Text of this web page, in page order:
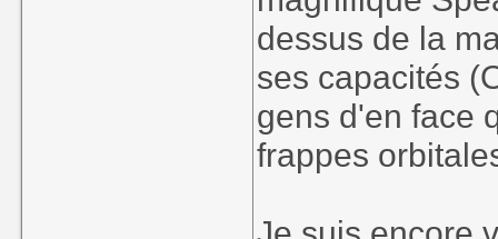
dessus de la
ses capacités
gens d'en face
frappes